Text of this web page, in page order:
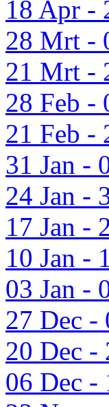
18 Apr -
28 Mrt -
21 Mrt -
28 Feb -
21 Feb -
31 Jan -
24 Jan -
17 Jan -
10 Jan -
03 Jan -
27 Dec -
20 Dec -
06 Dec -